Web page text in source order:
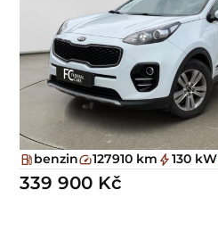
benzin 127910 km 130 kW
339 900 Kč